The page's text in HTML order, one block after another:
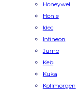
Honeywell
Honle
Idec
Infineon
Jumo
Keb
Kuka
Kollmorgen